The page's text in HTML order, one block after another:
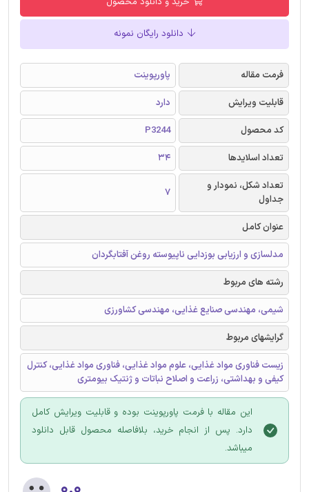
دانلود رایگان نمونه
فرمت مقاله
پاورپوینت
قابلیت ویرایش
دارد
کد محصول
P3244
تعداد اسلایدها
34
تعداد شکل، نمودار و
جداول
7
عنوان کامل
مدلسازی و ارزیابی بوزدایی ناپیوسته روغن آفتابگردان
رشته های مربوط
شیمی، مهندسی صنایع غذایی، مهندسی کشاورزی
گرایشهای مربوط
زیست فناوری مواد غذایی، علوم مواد غذایی، فناوری مواد غذایی، کنترل
کیفی و بهداشتی، زراعت و اصلاح نباتات و ژنتیک بیومتری
این مقاله با فرمت پاورپوینت بوده و قابلیت ویرایش کامل
دارد. پس از انجام خرید، بلافاصله محصول قابل دانلود
میباشد.